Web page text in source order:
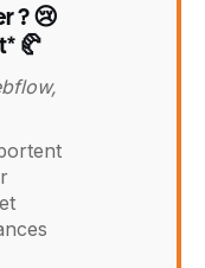
? 😢
🥐